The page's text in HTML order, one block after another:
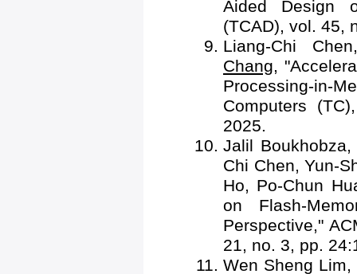
Aided Design
(TCAD), vol. 45,
Liang-Chi
Chang,
Processing-in-
Computers
2025.
Jalil
Chi Chen, Yun-
Ho, Po-Chun
on Flash-
Perspective,"
21, no. 3, pp.
Wen Sheng Lim,